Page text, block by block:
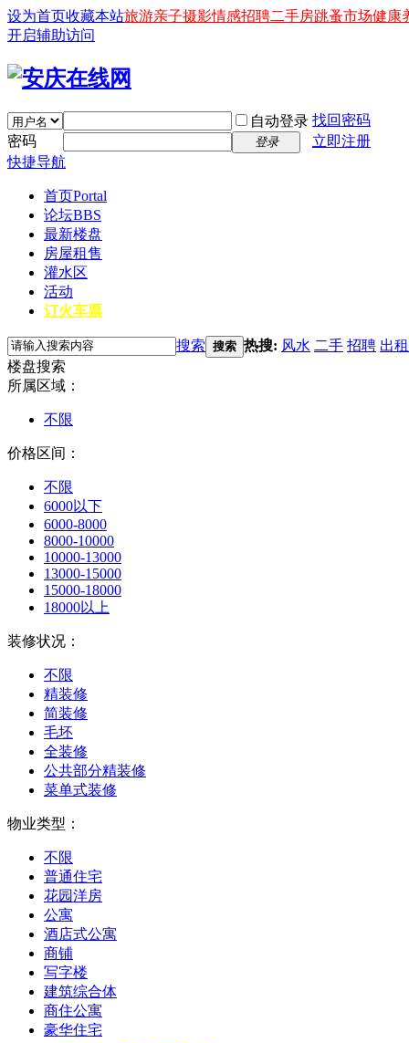
设为首页收藏本站旅游亲子摄影情感招聘二手房跳蚤市场健康
开启辅助访问
自动登录 找回密码
密码
登录
立即注册
快捷导航
首页Portal
论坛BBS
最新楼盘
房屋租售
灌水区
活动
订火车票
搜索 搜索 热搜: 风水 二手 招聘 出租
楼盘搜索
所属区域：
不限
价格区间：
不限
6000以下
6000-8000
8000-10000
10000-13000
13000-15000
15000-18000
18000以上
装修状况：
不限
精装修
简装修
毛坯
全装修
公共部分精装修
菜单式装修
物业类型：
不限
普通住宅
花园洋房
公寓
酒店式公寓
商铺
写字楼
建筑综合体
商住公寓
豪华住宅